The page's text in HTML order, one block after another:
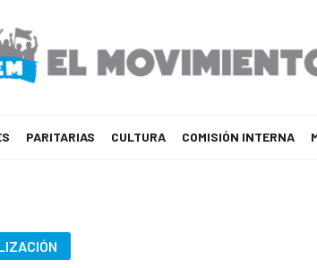
PARITARIAS CULTURA COMISIÓN INTERNA